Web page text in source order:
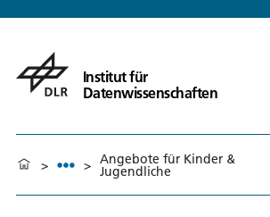
Institut für
Datenwissenschaften
> > Angebote für Kinder &
Jugendliche